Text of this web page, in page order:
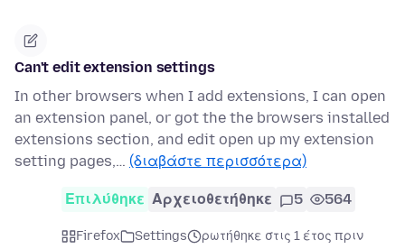
Can't edit extension settings
In other browsers when I add extensions, I can open
an extension panel, or got the the browsers installed
extensions section, and edit open up my extension
setting pages,… (διαβάστε περισσότερα)
Επιλύθηκε Αρχειοθετήθηκε 5 564
Firefox Settings
ρωτήθηκε στις 1 έτος πριν